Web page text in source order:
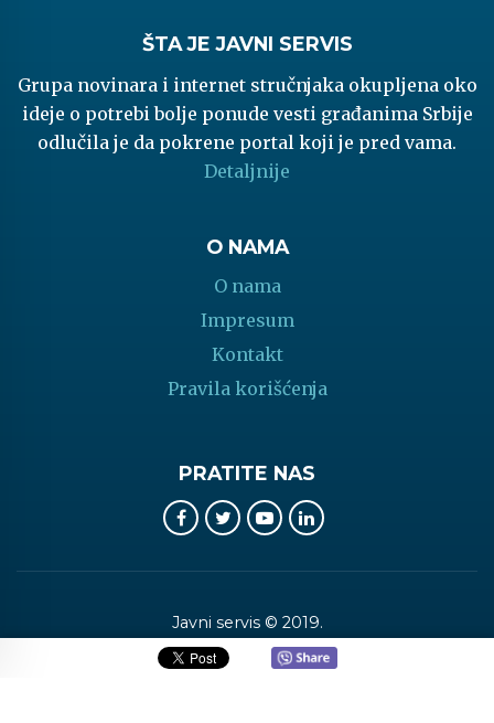
ŠTA JE JAVNI SERVIS
Grupa novinara i internet stručnjaka okupljena oko
ideje o potrebi bolje ponude vesti građanima Srbije
odlučila je da pokrene portal koji je pred vama.
Detaljnije
O NAMA
O nama
Impresum
Kontakt
Pravila korišćenja
PRATITE NAS
Javni servis © 2019.